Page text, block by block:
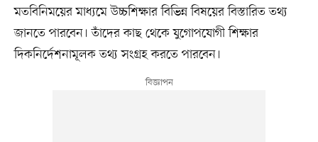
মতবিনিময়ের মাধ্যমে উচ্চশিক্ষার বিভিন্ন বিষয়ের বিস্তারিত তথ্য
জানতে পারবেন। তাঁদের কাছ থেকে যুগোপযোগী শিক্ষার
দিকনির্দেশনামূলক তথ্য সংগ্রহ করতে পারবেন।